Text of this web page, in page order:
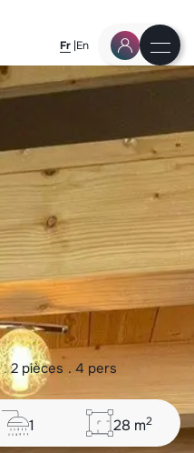
Fr En
2 pièces 4 pers
1 28 m2